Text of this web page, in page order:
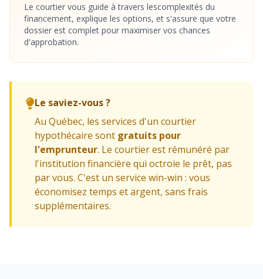
Le courtier vous guide à travers lescomplexités du
financement, explique les options, et s'assure que votre
dossier est complet pour maximiser vos chances
d'approbation.
Le saviez-vous ?
Au Québec, les services d'un courtier
hypothécaire sont gratuits pour
l'emprunteur. Le courtier est rémunéré par
l'institution financière qui octroie le prêt, pas
par vous. C'est un service win-win : vous
économisez temps et argent, sans frais
supplémentaires.